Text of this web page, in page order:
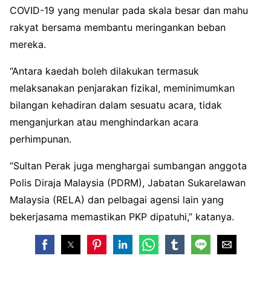
COVID-19 yang menular pada skala besar dan mahu
rakyat bersama membantu meringankan beban
mereka.
“Antara kaedah boleh dilakukan termasuk
melaksanakan penjarakan fizikal, meminimumkan
bilangan kehadiran dalam sesuatu acara, tidak
menganjurkan atau menghindarkan acara
perhimpunan.
“Sultan Perak juga menghargai sumbangan anggota
Polis Diraja Malaysia (PDRM), Jabatan Sukarelawan
Malaysia (RELA) dan pelbagai agensi lain yang
bekerjasama memastikan PKP dipatuhi,” katanya.